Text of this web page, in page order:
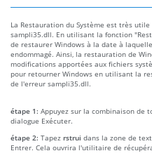
La Restauration du Système est très
sampli35.dll. En utilisant la fonction
de restaurer Windows à la date à
endommagé. Ainsi, la restauration de
modifications apportées aux fichiers
pour retourner Windows en utilisant la
de l'erreur sampli35.dll.
étape 1: Appuyez sur la combinaison de
dialogue Exécuter.
étape 2: Tapez rstrui dans la zone de
Entrer. Cela ouvrira l'utilitaire de